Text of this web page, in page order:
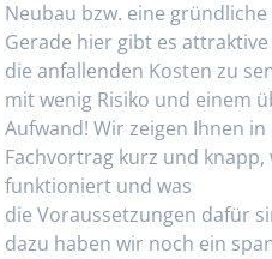
Neubau bzw. eine gründliche
Gerade hier gibt es
die anfallenden Kosten zu
mit wenig Risiko und einem
Aufwand! Wir zeigen Ihnen
Fachvortrag kurz und knapp,
funktioniert und was
die Voraussetzungen dafür
dazu haben wir noch ein